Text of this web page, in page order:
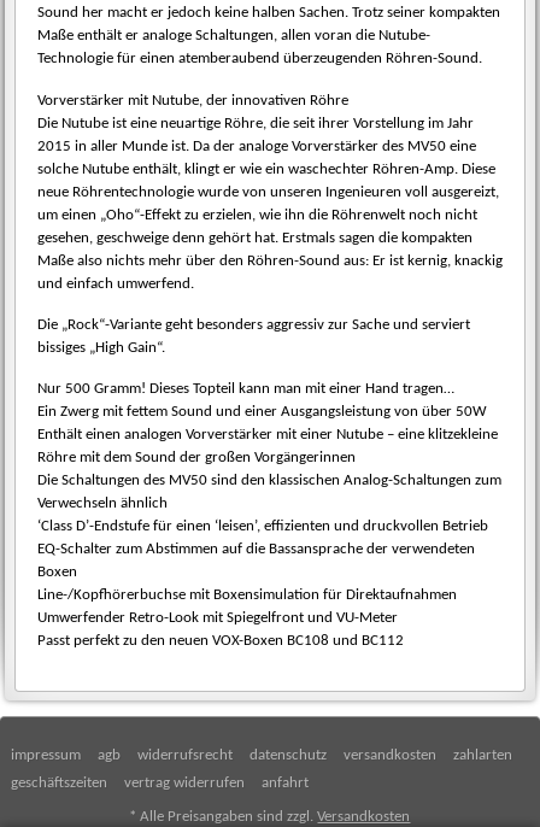
Sound her macht er jedoch keine halben Sachen. Trotz seiner kompakten
Maße enthält er analoge Schaltungen, allen voran die Nutube-
Technologie für einen atemberaubend überzeugenden Röhren-Sound.
Vorverstärker mit Nutube, der innovativen Röhre
Die Nutube ist eine neuartige Röhre, die seit ihrer Vorstellung im Jahr
2015 in aller Munde ist. Da der analoge Vorverstärker des MV50 eine
solche Nutube enthält, klingt er wie ein waschechter Röhren-Amp. Diese
neue Röhrentechnologie wurde von unseren Ingenieuren voll ausgereizt,
um einen „Oho“-Effekt zu erzielen, wie ihn die Röhrenwelt noch nicht
gesehen, geschweige denn gehört hat. Erstmals sagen die kompakten
Maße also nichts mehr über den Röhren-Sound aus: Er ist kernig, knackig
und einfach umwerfend.
Die „Rock“-Variante geht besonders aggressiv zur Sache und serviert
bissiges „High Gain“.
Nur 500 Gramm! Dieses Topteil kann man mit einer Hand tragen…
Ein Zwerg mit fettem Sound und einer Ausgangsleistung von über 50W
Enthält einen analogen Vorverstärker mit einer Nutube – eine klitzekleine
Röhre mit dem Sound der großen Vorgängerinnen
Die Schaltungen des MV50 sind den klassischen Analog-Schaltungen zum
Verwechseln ähnlich
‘Class D’-Endstufe für einen ‘leisen’, effizienten und druckvollen Betrieb
EQ-Schalter zum Abstimmen auf die Bassansprache der verwendeten
Boxen
Line-/Kopfhörerbuchse mit Boxensimulation für Direktaufnahmen
Umwerfender Retro-Look mit Spiegelfront und VU-Meter
Passt perfekt zu den neuen VOX-Boxen BC108 und BC112
impressum agb widerrufsrecht datenschutz versandkosten
zahlarten
geschäftszeiten
vertrag widerrufen anfahrt
* Alle Preisangaben sind zzgl.Versandkosten